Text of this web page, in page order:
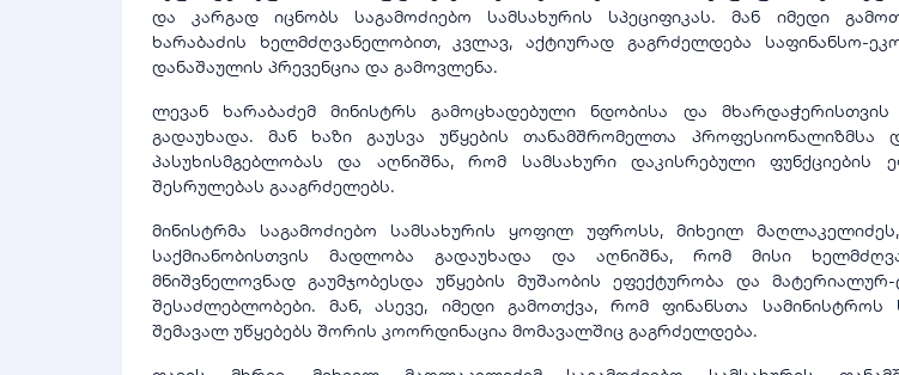
და კარგად იცნობს საგამოძიებო სამსახურის სპეციფიკას. მან იმედი
ხარაბაძის ხელმძღვანელობით, კვლავ, აქტიურად გაგრძელდება საფინანსო-
დანაშაულის პრევენცია და გამოვლენა.
ლევან ხარაბაძემ მინისტრს გამოცხადებული ნდობისა და
გადაუხადა. მან ხაზი გაუსვა უწყების თანამშრომელთა პროფესიონალიზმსა
პასუხისმგებლობას და აღნიშნა, რომ სამსახური დაკისრებული ფუნქციების
შესრულებას გააგრძელებს.
მინისტრმა საგამოძიებო სამსახურის ყოფილ უფროსს, მიხეილ
საქმიანობისთვის მადლობა გადაუხადა და აღნიშნა, რომ მისი
მნიშვნელოვნად გაუმჯობესდა უწყების მუშაობის ეფექტურობა და მატერიალურ-
შესაძლებლობები. მან, ასევე, იმედი გამოთქვა, რომ ფინანსთა სამინისტროს
შემავალ უწყებებს შორის კოორდინაცია მომავალშიც გაგრძელდება.